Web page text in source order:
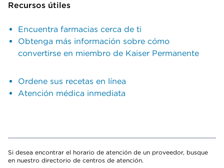
Recursos útiles
Encuentra farmacias cerca de ti
Obtenga más información sobre cómo
convertirse en miembro de Kaiser Permanente
Ordene sus recetas en línea
Atención médica inmediata
Si desea encontrar el horario de atención de un proveedor, busque
en nuestro directorio de centros de atención.